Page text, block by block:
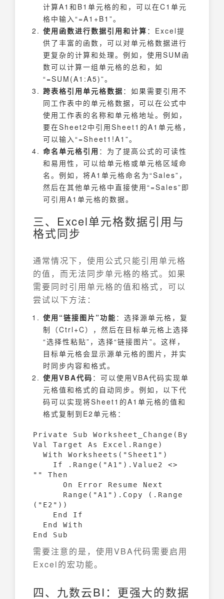
计算A1和B1单元格的和，可以在C1单元
格中输入“=A1+B1”。
使用函数进行数据引用和计算 ：Excel提
供了丰富的函数，可以对单元格数据进行
更复杂的计算和处理。例如，使用SUM函
数可以计算一组单元格的总和，如
“=SUM(A1:A5)”。
跨表格引用单元格数据 ：如果需要引用不
同工作表中的单元格数据，可以在公式中
使用工作表的名称和单元格地址。例如，
要在Sheet2中引用Sheet1的A1单元格，
可以输入“=Sheet1!A1”。
命名单元格引用 ：为了提高公式的可读性
和易用性，可以给单元格或单元格区域命
名。例如，将A1单元格命名为“Sales”，
然后在其他单元格中直接使用“=Sales”即
可引用A1单元格的数据。
三、Excel单元格数据引用与
格式同步
通常情况下，使用公式只能引用单元格
的值，而无法同步单元格的格式。如果
需要同时引用单元格的值和格式，可以
尝试以下方法：
使用“链接图片”功能 ：选择源单元格，复
制（Ctrl+C），然后在目标单元格上选择
“选择性粘贴”，选择“链接图片”。这样，
目标单元格会显示源单元格的图片，并实
时同步内容和格式。
使用VBA代码 ：可以使用VBA代码实现单
元格值和格式的自动同步。例如，以下代
码可以实现将Sheet1的A1单元格的值和
格式复制到E2单元格：
Private Sub Worksheet_Change(By
Val Target As Excel.Range)
"" Then
("E2"))
需要注意的是，使用VBA代码需要启用
Excel的宏功能。
四、九数云BI：更强大的数据